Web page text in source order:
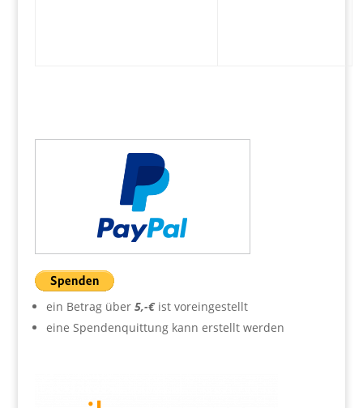
ein Betrag über 5,-€ist voreingestellt
eine Spendenquittung kann erstellt werden